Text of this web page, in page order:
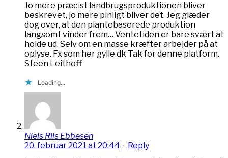
Jo mere præcist landbrugsproduktionen bliver
beskrevet, jo mere pinligt bliver det. Jeg glæder
dog over, at den plantebaserede produktion
langsomt vinder frem… Ventetiden er bare svært at
holde ud. Selv om en masse kræfter arbejder på at
oplyse. Fx som her gylle.dk Tak for denne platform.
Steen Leithoff
Loading...
Niels Riis Ebbesen
20. februar 2021 at 20:44 · Reply